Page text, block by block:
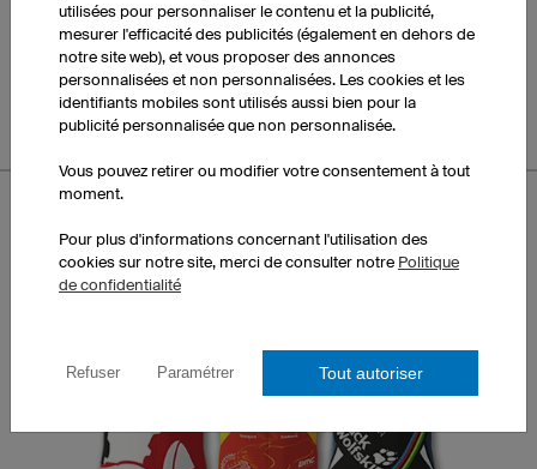
Stride Pure
utilisées pour personnaliser le contenu et la publicité,
mesurer l'efficacité des publicités (également en dehors de
notre site web), et vous proposer des annonces
personnalisées et non personnalisées. Les cookies et les
identifiants mobiles sont utilisés aussi bien pour la
publicité personnalisée que non personnalisée.
Vous pouvez retirer ou modifier votre consentement à tout
moment.
Pour plus d'informations concernant l'utilisation des
cookies sur notre site, merci de consulter notre Politique
de confidentialité
Refuser Paramétrer Tout autoriser